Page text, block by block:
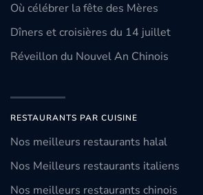
Où célébrer la fête des Mères
Dîners et croisières du 14 juillet
Réveillon du Nouvel An Chinois
RESTAURANTS PAR CUISINE
Nos meilleurs restaurants halal
Nos Meilleurs restaurants italiens
Nos meilleurs restaurants chinois